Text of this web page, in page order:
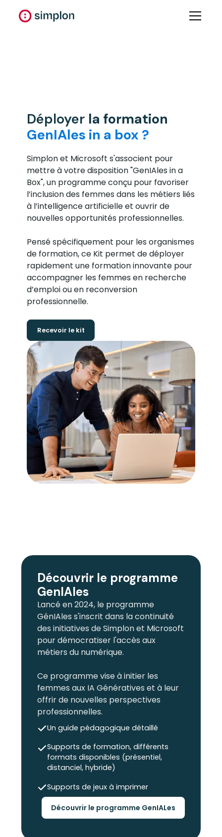
Déployer la formation
GenIAles in a box ?
Simplon et Microsoft s'associent pour
mettre à votre disposition "GenIAles in a
Box", un programme conçu pour favoriser
l’inclusion des femmes dans les métiers liés
à l’intelligence artificielle et ouvrir de
nouvelles opportunités professionnelles.
Pensé spécifiquement pour les organismes
de formation, ce Kit permet de déployer
rapidement une formation innovante pour
accompagner les femmes en recherche
d’emploi ou en reconversion
professionnelle.
Recevoir le kit
Découvrir le programme
GenIAles
Lancé en 2024, le programme
GénIAles s'inscrit dans la continuité
des initiatives de Simplon et Microsoft
pour démocratiser l'accès aux
métiers du numérique.
Ce programme vise à initier les
femmes aux IA Génératives et à leur
offrir de nouvelles perspectives
professionnelles.
Un guide pédagogique détaillé
Supports de formation, différents
formats disponibles (présentiel,
distanciel, hybride)
Supports de jeux à imprimer
Découvrir le programme GenIALes